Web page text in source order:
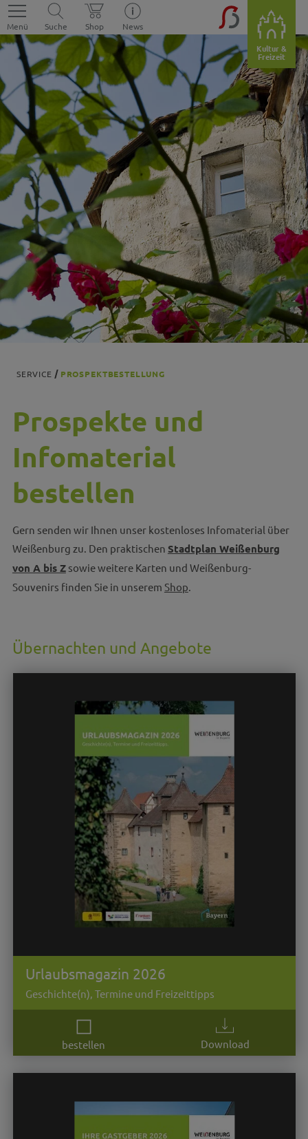
Menü Suche Shop
News
Kultur &
Freizeit
SERVICE PROSPEKTBESTELLUNG
Prospekte und
Infomaterial
bestellen
Gern senden wir Ihnen unser kostenloses Infomaterial über
Weißenburg zu. Den praktischen Stadtplan Weißenburg
von A bis Zsowie weitere Karten und Weißenburg-
Souvenirs finden Sie in unserem Shop.
Übernachten und Angebote
Urlaubsmagazin 2026
Geschichte(n), Termine und Freizeittipps
bestellen Download